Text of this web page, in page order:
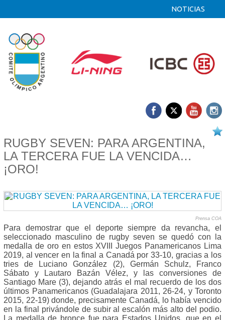
NOTICIAS
RUGBY SEVEN: PARA ARGENTINA,
LA TERCERA FUE LA VENCIDA…
¡ORO!
Prensa COA
Para demostrar que el deporte siempre da revancha, el
seleccionado masculino de rugby seven se quedó con la
medalla de oro en estos XVIII Juegos Panamericanos Lima
2019, al vencer en la final a Canadá por 33-10, gracias a los
tries de Luciano González (2), Germán Schulz, Franco
Sábato y Lautaro Bazán Vélez, y las conversiones de
Santiago Mare (3), dejando atrás el mal recuerdo de los dos
últimos Panamericanos (Guadalajara 2011, 26-24, y Toronto
2015, 22-19) donde, precisamente Canadá, lo había vencido
en la final privándole de subir al escalón más alto del podio.
La medalla de bronce fue para Estados Unidos, que en el